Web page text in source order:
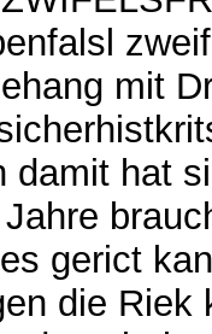
mit
damit hat
gerict
die